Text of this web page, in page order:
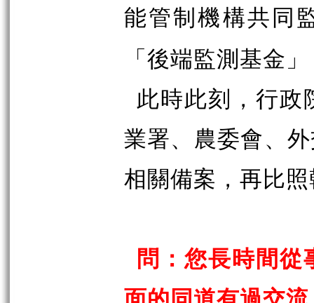
能管制機構共同
「後端監測基金
此時此刻，行政
業署、農委會、
相關備案，再比
問：您長時間從